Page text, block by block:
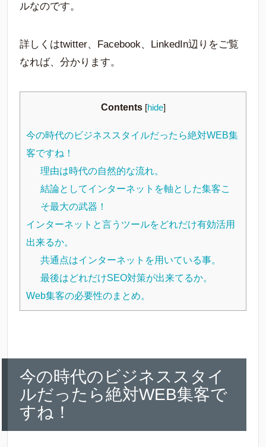
ルなのです。
詳しくはtwitter、Facebook、LinkedIn辺りをご覧
なれば、分かります。
Contents [hide]
今の時代のビジネススタイルだったら絶対WEB集
客ですね！
理由は時代の自然的な流れ。
結論としてインターネットを軸とした集客こ
そ最大の武器！
インターネットと言うツールをどれだけ有効活用
出来るか。
共通点はインターネットを用いている事。
最後はどれだけSEO対策が出来てるか。
Web集客の必要性のまとめ。
今の時代のビジネススタイ
ルだったら絶対WEB集客で
すね！